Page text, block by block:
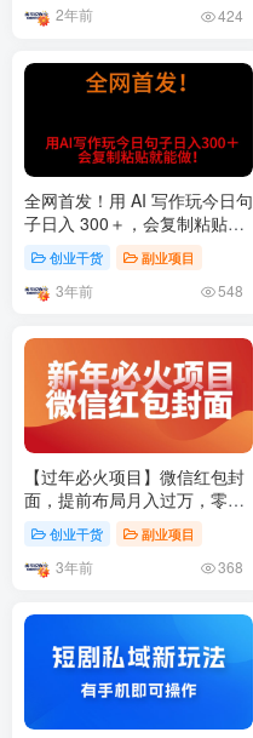
2年前 424
全网首发！用 AI 写作玩今日句
子‌日入 300＋，会复制粘贴就
能做！创业干货 副业项目
3年前 548
【过年必火项目】微信红包封
面，提前布局月入过万，零成
本躺赚
创业干货 副业项目
3年前 368